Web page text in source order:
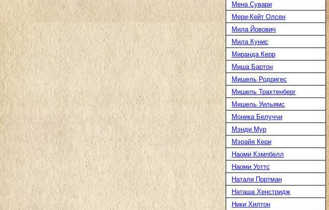
Мена Сувари
Мери-Кейт Олсен
Мила Йовович
Мила Кунис
Миранда Керр
Миша Бартон
Мишель Родригес
Мишель Трахтенберг
Мишель Уильямс
Моника Белуччи
Мэнди Мур
Мэрайя Кери
Наоми Кэмпбелл
Наоми Уоттс
Натали Портман
Наташа Хенстридж
Ники Хилтон